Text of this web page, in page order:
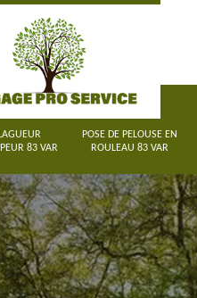
83 VAR
POSE DE PELOUSE EN
ROULEAU 83 VAR